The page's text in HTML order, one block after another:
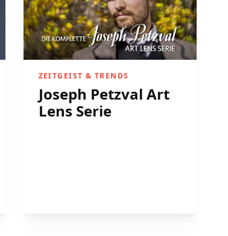
ZEITGEIST & TRENDS
Joseph Petzval Art
Lens Serie